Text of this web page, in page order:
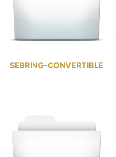
SEBRING-CONVERTIBLE